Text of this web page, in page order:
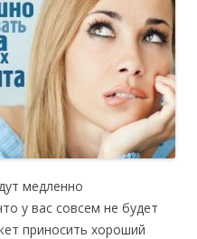
медленно
у вас совсем не будет
приносить хороший